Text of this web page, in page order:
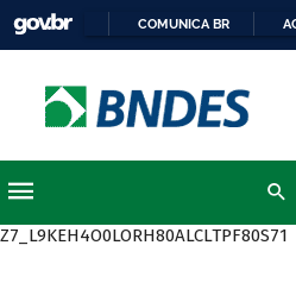
COMUNICA BR
Z7_L9KEH4O0LORH80ALCLTPF80S71